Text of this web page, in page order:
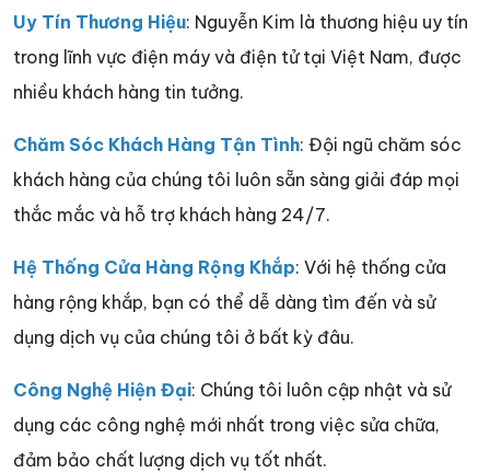
Uy Tín Thương Hiệu: Nguyễn Kim là thương hiệu uy tín
trong lĩnh vực điện máy và điện tử tại Việt Nam, được
nhiều khách hàng tin tưởng.
Chăm Sóc Khách Hàng Tận Tình: Đội ngũ chăm sóc
khách hàng của chúng tôi luôn sẵn sàng giải đáp mọi
thắc mắc và hỗ trợ khách hàng 24/7.
Hệ Thống Cửa Hàng Rộng Khắp: Với hệ thống cửa
hàng rộng khắp, bạn có thể dễ dàng tìm đến và sử
dụng dịch vụ của chúng tôi ở bất kỳ đâu.
Công Nghệ Hiện Đại: Chúng tôi luôn cập nhật và sử
dụng các công nghệ mới nhất trong việc sửa chữa,
đảm bảo chất lượng dịch vụ tốt nhất.